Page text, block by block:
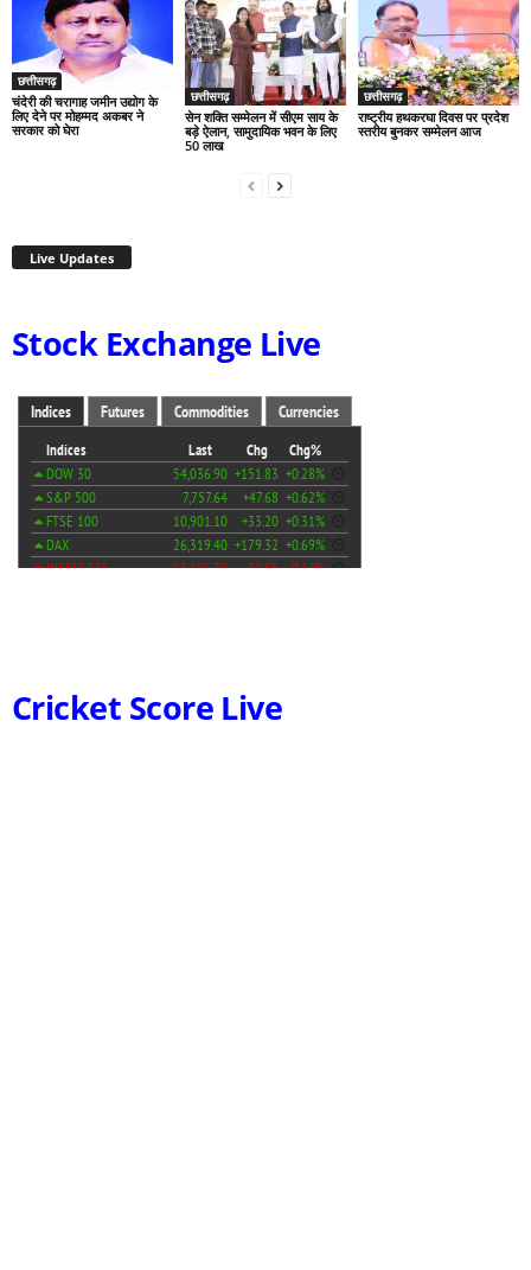
छत्तीसगढ़
चंदेरी की चरागाह जमीन उद्योग के
लिए देने पर मोहम्मद अकबर ने
सरकार को घेरा
छत्तीसगढ़
सेन शक्ति सम्मेलन में सीएम साय के
बड़े ऐलान, सामुदायिक भवन के लिए
50 लाख
छत्तीसगढ़
राष्ट्रीय हथकरघा दिवस पर प्रदेश
स्तरीय बुनकर सम्मेलन आज
Live Updates
Stock Exchange Live
Cricket Score Live